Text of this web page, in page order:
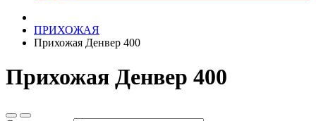
ПРИХОЖАЯ
Прихожая Денвер 400
Прихожая Денвер 400